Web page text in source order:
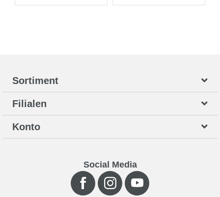
Sortiment
Filialen
Konto
Social Media